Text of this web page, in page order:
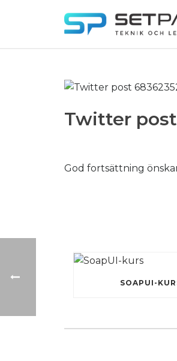
Twitter post
God fortsättning
SOAPUI-